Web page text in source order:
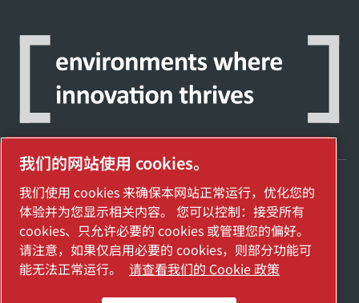
探索阿特拉斯·科普柯集团如何利用科技变革
未来。
访问Atlas Copco Group网站
Atlas Copco Group的一部分
我们的网站使用 cookies。
我们使用 cookies 来确保本网站正常运行，优化您的
体验并为您显示相关内容。 您可以控制：接受所有
cookies、只允许必要的 cookies 或管理您的偏好。
请注意，如果仅启用必要的 cookies，则部分功能可
能无法正常运行。
请查看我们的 Cookie 政策